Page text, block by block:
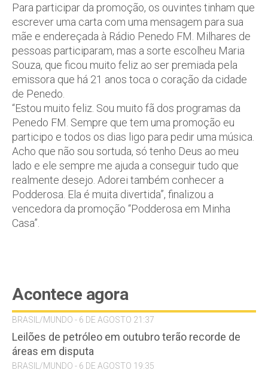
Para participar da promoção, os ouvintes tinham que
escrever uma carta com uma mensagem para sua
mãe e endereçada à Rádio Penedo FM. Milhares de
pessoas participaram, mas a sorte escolheu Maria
Souza, que ficou muito feliz ao ser premiada pela
emissora que há 21 anos toca o coração da cidade
de Penedo.
“Estou muito feliz. Sou muito fã dos programas da
Penedo FM. Sempre que tem uma promoção eu
participo e todos os dias ligo para pedir uma música.
Acho que não sou sortuda, só tenho Deus ao meu
lado e ele sempre me ajuda a conseguir tudo que
realmente desejo. Adorei também conhecer a
Podderosa. Ela é muita divertida”, finalizou a
vencedora da promoção “Podderosa em Minha
Casa”.
Acontece agora
BRASIL/MUNDO - 6 DE AGOSTO 21:37
Leilões de petróleo em outubro terão recorde de
áreas em disputa
BRASIL/MUNDO - 6 DE AGOSTO 19:35